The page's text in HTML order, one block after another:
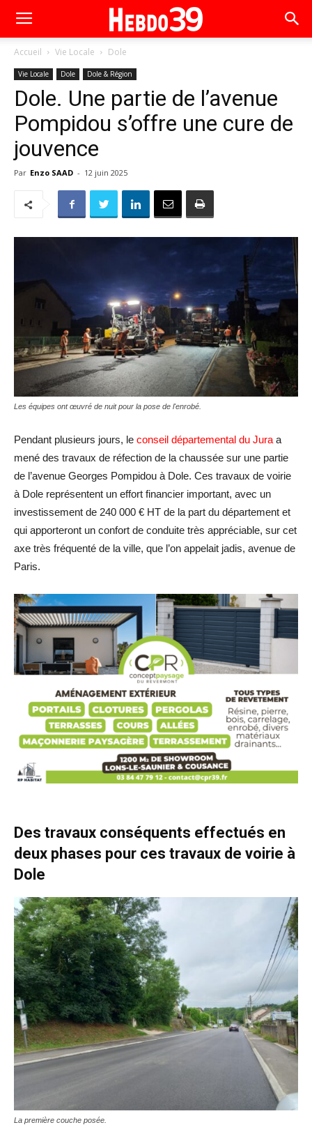
Accueil Vie Locale Dole
Vie Locale Dole Dole & Région
Dole. Une partie de l’avenue
Pompidou s’offre une cure de
jouvence
Par Enzo SAAD - 12 juin 2025
Les équipes ont œuvré de nuit pour la pose de l'enrobé.
Pendant plusieurs jours, le conseil départemental du Jura a
mené des travaux de réfection de la chaussée sur une partie
de l’avenue Georges Pompidou à Dole. Ces travaux de voirie
à Dole représentent un effort financier important, avec un
investissement de 240 000 € HT de la part du département et
qui apporteront un confort de conduite très appréciable, sur cet
axe très fréquenté de la ville, que l’on appelait jadis, avenue de
Paris.
Des travaux conséquents effectués en
deux phases pour ces travaux de voirie à
Dole
La première couche posée.